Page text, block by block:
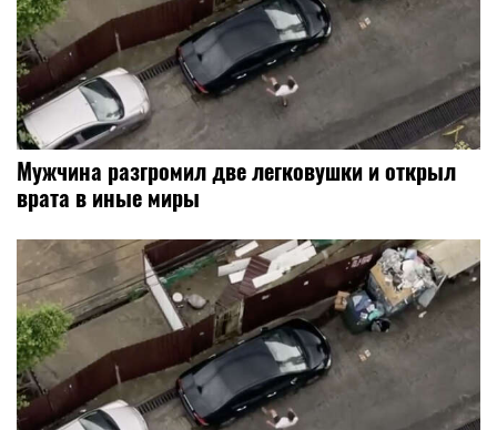
Мужчина разгромил две легковушки и открыл
врата в иные миры